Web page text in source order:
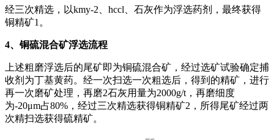
经三次精选，以kmy-2、hccl、石灰作为浮选药剂，最终获得
铜精矿1。
4、铜硫混合矿浮选流程
上述粗磨浮选后的尾矿即为铜硫混合矿，经过选矿试验确定捕
收剂为丁基黄药。经一次扫选一次粗选后，得到的精矿，进行
再一次磨矿处理，再磨2石灰用量为2000g/t，再磨细度
为-20μm占80%，经过三次精选获得铜精矿2，所得尾矿经过两
次精扫选获得硫精矿。